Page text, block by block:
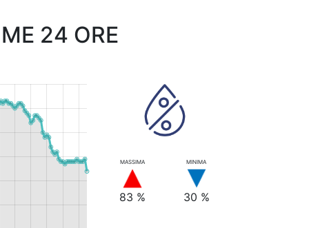
24 ORE
MASSIMA
83 %
MINIMA
30 %